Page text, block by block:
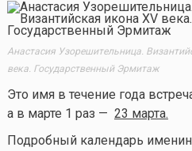
Анастасия Узорешительница.
века. Государственный Эрмитаж
Это имя в течение года
а в марте 1 раз — 23 марта.
Подробный календарь